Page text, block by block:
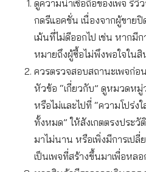
ดูความน่าเชื่อถือของเพจ รี
กดรีแอคชั่น เนื่องจากผู้ขาย
เม้นที่ไม่ดีออกไป เช่น หากมี
หมายถึงผู้ซื้อไม่พึงพอใจในสิ
ควรตรวจสอบสถานะเพจก่อ
หัวข้อ “เกี่ยวกับ” ดูหมวดห
หรือไม่และไปที่ “ความโปร่ง
ทั้งหมด” ให้สังเกตตรงประ
มาไม่นาน หรือเพิ่งมีการเป
เป็นเพจที่สร้างขึ้นมาเพื่อหลอ